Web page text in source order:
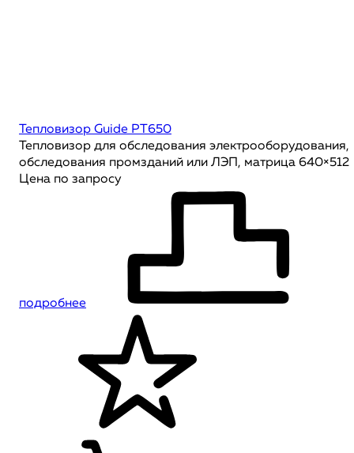
Тепловизор Guide PT650
Тепловизор для обследования электрооборудования,
обследования промзданий или ЛЭП, матрица 640×512
Цена по запросу
подробнее